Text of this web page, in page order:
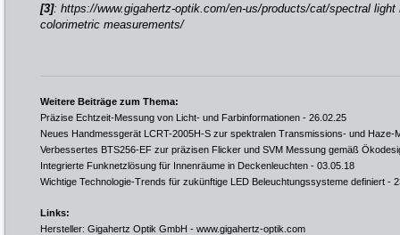
[3]: https://www.gigahertz-optik.com/en-us/products/cat/spectral
colorimetric measurements/
Weitere Beiträge zum Thema:
Präzise Echtzeit-Messung von Licht- und Farbinformationen - 26.02.25
Neues Handmessgerät LCRT-2005H-S zur spektralen Transmissions- und Haze-
Verbessertes BTS256-EF zur präzisen Flicker und SVM Messung gemäß
Integrierte Funknetzlösung für Innenräume in Deckenleuchten - 03.05.18
Wichtige Technologie-Trends für zukünftige LED Beleuchtungssysteme definiert -
Links:
Hersteller: Gigahertz Optik GmbH - www.gigahertz-optik.com